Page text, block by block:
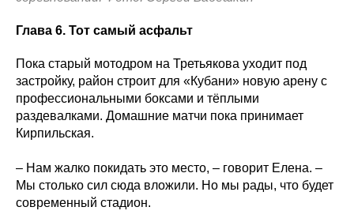
Глава 6. Тот самый асфальт
Пока старый мотодром на Третьякова уходит под
застройку, район строит для «Кубани» новую арену с
профессиональными боксами и тёплыми
раздевалками. Домашние матчи пока принимает
Кирпильская.
– Нам жалко покидать это место, – говорит Елена. –
Мы столько сил сюда вложили. Но мы рады, что будет
современный стадион.